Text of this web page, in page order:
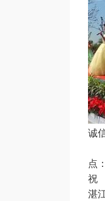
诚
点
祝
湛